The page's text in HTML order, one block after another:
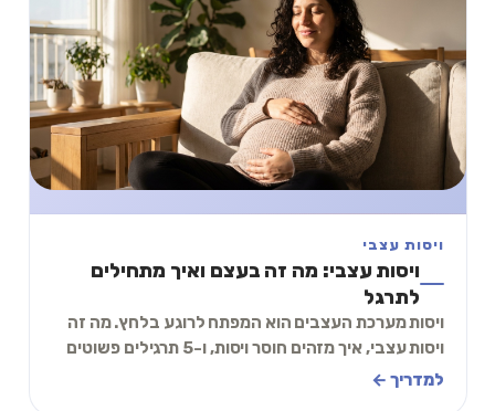
ויסות עצבי
ויסות עצבי: מה זה בעצם ואיך מתחילים
לתרגל
ויסות מערכת העצבים הוא המפתח לרוגע בלחץ. מה זה
ויסות עצבי, איך מזהים חוסר ויסות, ו-5 תרגילים פשוטים
להתחיל היום. כולל תרגיל של 2 דקות.
למדריך ←